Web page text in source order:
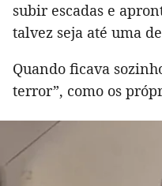
subir escadas e
talvez seja até uma
Quando ficava
terror”, como os